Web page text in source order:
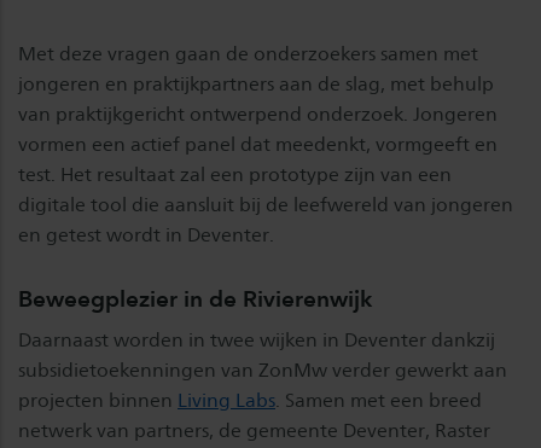
Met deze vragen gaan de onderzoekers samen met
jongeren en praktijkpartners aan de slag, met behulp
van praktijkgericht ontwerpend onderzoek. Jongeren
vormen een actief panel dat meedenkt, vormgeeft en
test. Het resultaat zal een prototype zijn van een
digitale tool die aansluit bij de leefwereld van jongeren
en getest wordt in Deventer.
Beweegplezier in de Rivierenwijk
Daarnaast worden in twee wijken in Deventer dankzij
subsidietoekenningen van ZonMw verder gewerkt aan
projecten binnen Living Labs. Samen met een breed
netwerk van partners, de gemeente Deventer, Raster